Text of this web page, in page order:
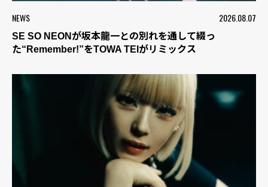
NEWS 2026.08.07
SE SO NEONが坂本龍一との別れを通して綴っ
た“Remember!”をTOWA TEIがリミックス